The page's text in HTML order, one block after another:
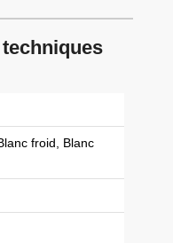
froid, Blanc